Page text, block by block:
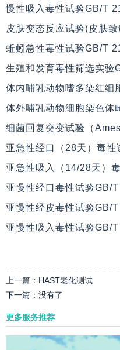
慢性吸入毒性试验GB/T
皮肤变态反应试验(皮肤
蚯蚓急性毒性试验GB/T
生殖和发育毒性筛选实
体内哺乳动物嗜多染红
体外哺乳动物细胞染色
细菌回复突变试验（
亚急性经口（28天）毒
亚急性吸入（14/28天）
亚慢性经口毒性试验GB/
亚慢性经皮毒性试验GB/
亚慢性吸入毒性试验GB/
上一篇： HAST老化测试
下一篇： 没有了
更多服务推荐